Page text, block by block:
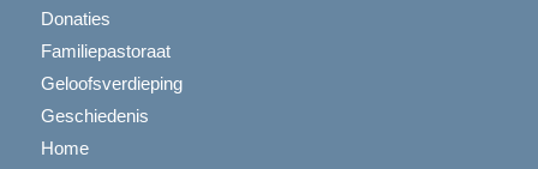
Donaties
Familiepastoraat
Geloofsverdieping
Geschiedenis
Home